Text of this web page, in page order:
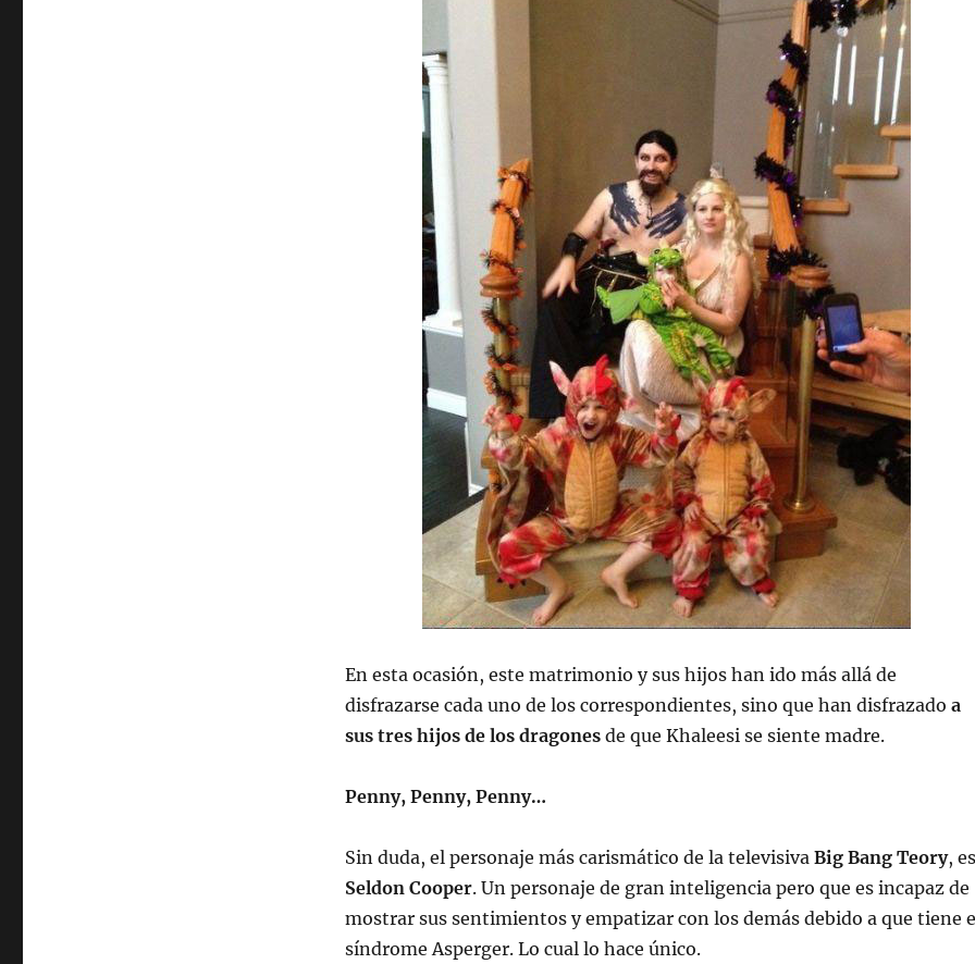
En esta ocasión, este matrimonio y sus hijos han ido más allá de
disfrazarse cada uno de los correspondientes, sino que han disfrazado a
sus tres hijos de los dragones de que Khaleesi se siente madre.
Penny, Penny, Penny…
Sin duda, el personaje más carismático de la televisiva Big Bang Teory, es
Seldon Cooper. Un personaje de gran inteligencia pero que es incapaz de
mostrar sus sentimientos y empatizar con los demás debido a que tiene
síndrome Asperger. Lo cual lo hace único.